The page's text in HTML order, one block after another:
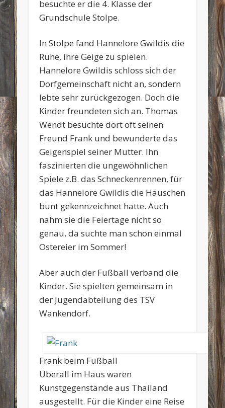
besuchte er die 4. Klasse der
Grundschule Stolpe.
In Stolpe fand Hannelore Gwildis die
Ruhe, ihre Geige zu spielen.
Hannelore Gwildis schloss sich der
Dorfgemeinschaft nicht an, sondern
lebte sehr zurückgezogen. Doch die
Kinder freundeten sich an. Thomas
Wendt besuchte dort oft seinen
Freund Frank und bewunderte das
Geigenspiel seiner Mutter. Ihn
faszinierten die ungewöhnlichen
Spiele z.B. das Schneckenrennen, für
das Hannelore Gwildis die Häuschen
bunt gekennzeichnet hatte. Auch
nahm sie die Feiertage nicht so
genau, da suchte man schon einmal
Ostereier im Sommer!
Aber auch der Fußball verband die
Kinder. Sie spielten gemeinsam in
der Jugendabteilung des TSV
Wankendorf.
Frank beim Fußball
Überall im Haus waren
Kunstgegenstände aus Thailand
ausgestellt. Für die Kinder eine Reise